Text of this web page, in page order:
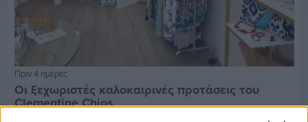
Πριν 4 ημέρες
Οι ξεχωριστές καλοκαιρινές προτάσεις του
Clementine Chios